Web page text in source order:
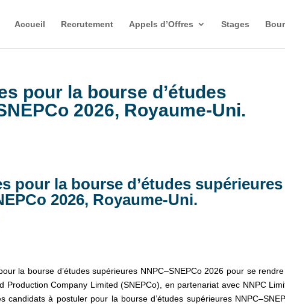
Accueil Recrutement Appels d’Offres Stages
pour la bourse d’études
2026, Royaume-Uni.
pour la bourse d’études supérieures
2026, Royaume-Uni.
la bourse d’études supérieures NNPC–SNEPCo 2026 pour se
Production Company Limited (SNEPCo), en partenariat avec NNPC
à postuler pour la bourse d’études supérieures